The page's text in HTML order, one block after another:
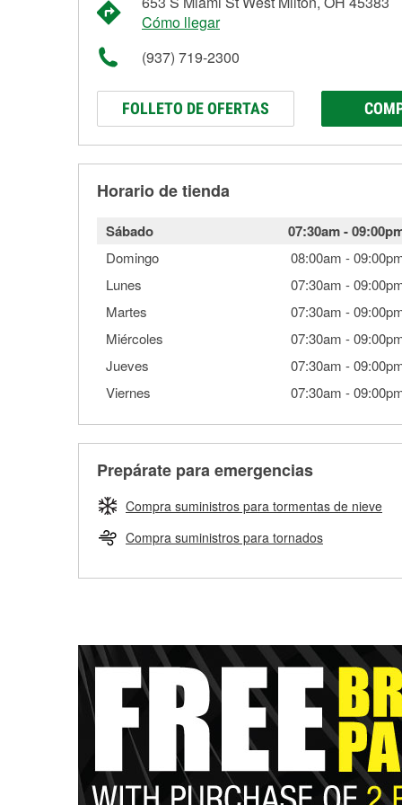
Cómo llegar
(937) 719-2300
FOLLETO DE OFERTAS
Horario de tienda
Sábado 07:30am-
Domingo 08:00am -
Lunes
07:30am -
Martes
07:30am -
Miércoles
07:30am -
Jueves
07:30am -
Viernes
07:30am -
Prepárate para emergencias
Compra suministros para tormentas de nieve
Compra suministros para tornados